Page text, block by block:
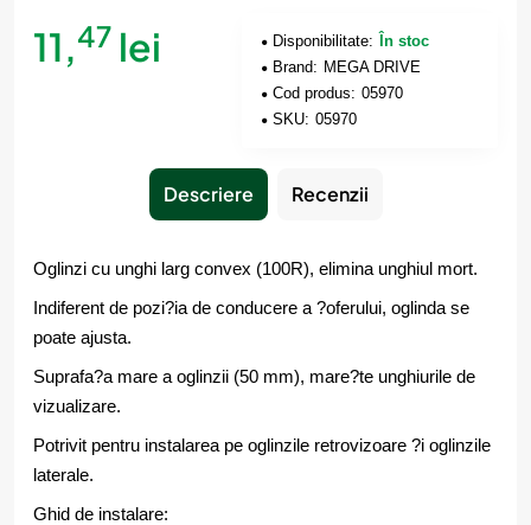
11,47 lei Disponibilitate:
În stoc
Brand: MEGA DRIVE
Cod produs: 05970
SKU: 05970
Descriere Recenzii
Oglinzi cu unghi larg convex (100R), elimina unghiul mort.
Indiferent de pozi?ia de conducere a ?oferului, oglinda se
poate ajusta.
Suprafa?a mare a oglinzii (50 mm), mare?te unghiurile de
vizualizare.
Potrivit pentru instalarea pe oglinzile retrovizoare ?i oglinzile
laterale.
Ghid de instalare: